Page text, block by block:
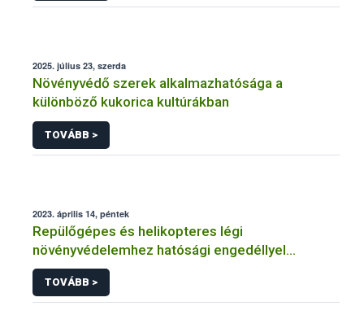
2025. július 23, szerda
Növényvédő szerek alkalmazhatósága a
különböző kukorica kultúrákban
TOVÁBB >
2023. április 14, péntek
Repülőgépes és helikopteres légi
növényvédelemhez hatósági engedéllyel
rendelkező szervezetek
TOVÁBB >